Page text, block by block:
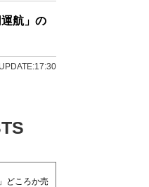
航」の
UPDATE:17:30
どころか売